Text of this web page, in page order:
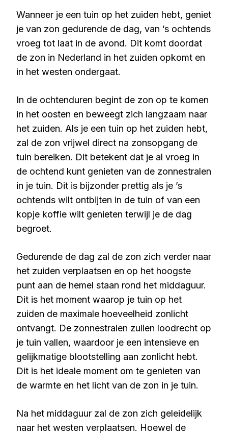
Wanneer je een tuin op het zuiden hebt, geniet
je van zon gedurende de dag, van ’s ochtends
vroeg tot laat in de avond. Dit komt doordat
de zon in Nederland in het zuiden opkomt en
in het westen ondergaat.
In de ochtenduren begint de zon op te komen
in het oosten en beweegt zich langzaam naar
het zuiden. Als je een tuin op het zuiden hebt,
zal de zon vrijwel direct na zonsopgang de
tuin bereiken. Dit betekent dat je al vroeg in
de ochtend kunt genieten van de zonnestralen
in je tuin. Dit is bijzonder prettig als je ’s
ochtends wilt ontbijten in de tuin of van een
kopje koffie wilt genieten terwijl je de dag
begroet.
Gedurende de dag zal de zon zich verder naar
het zuiden verplaatsen en op het hoogste
punt aan de hemel staan rond het middaguur.
Dit is het moment waarop je tuin op het
zuiden de maximale hoeveelheid zonlicht
ontvangt. De zonnestralen zullen loodrecht op
je tuin vallen, waardoor je een intensieve en
gelijkmatige blootstelling aan zonlicht hebt.
Dit is het ideale moment om te genieten van
de warmte en het licht van de zon in je tuin.
Na het middaguur zal de zon zich geleidelijk
naar het westen verplaatsen. Hoewel de